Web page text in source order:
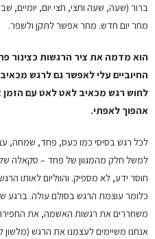
ברור (שעה, שעה וחצי, חצי יום, יומיים,
מחר יום חדש. מחר אפשר לתקן ולשפר.
הוא מדמה את ציר הרגשות כצינור
החיוביים עלי לאפשר גם לרגש
לחוש רגש מכאיב לאט לאט עם הזמן
אהפוך לאפתי.
לכל רגש בסיסי כמו כעס, פחד, שמחה, עצב
למשל חלק מהמגוון של פחד – סקאלה
חוסר ידע, לא מספיק. והווליום לאותו
כלומר עוצמת הרגש בסולם עולה. ברגע
משחררים את רגשות האשמה, את
אנחנו משיימים לעצמנו את הרגש